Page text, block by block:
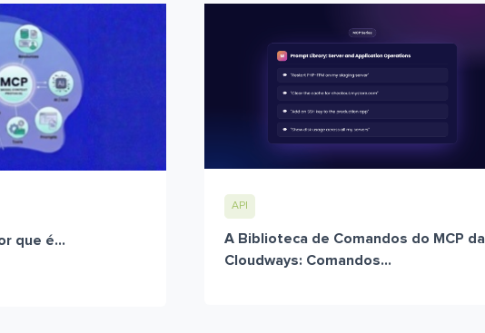
que é...
API
A Biblioteca de Comandos do MCP da
Cloudways: Comandos...